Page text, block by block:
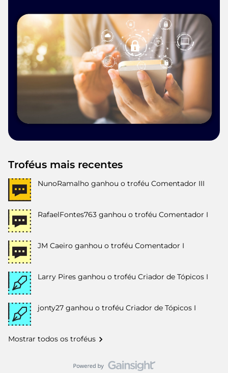
Troféus mais recentes
NunoRamalho ganhou o troféu Comentador III
RafaelFontes763 ganhou o troféu Comentador I
JM Caeiro ganhou o troféu Comentador I
Larry Pires ganhou o troféu Criador de Tópicos I
jonty27 ganhou o troféu Criador de Tópicos I
Mostrar todos os troféus